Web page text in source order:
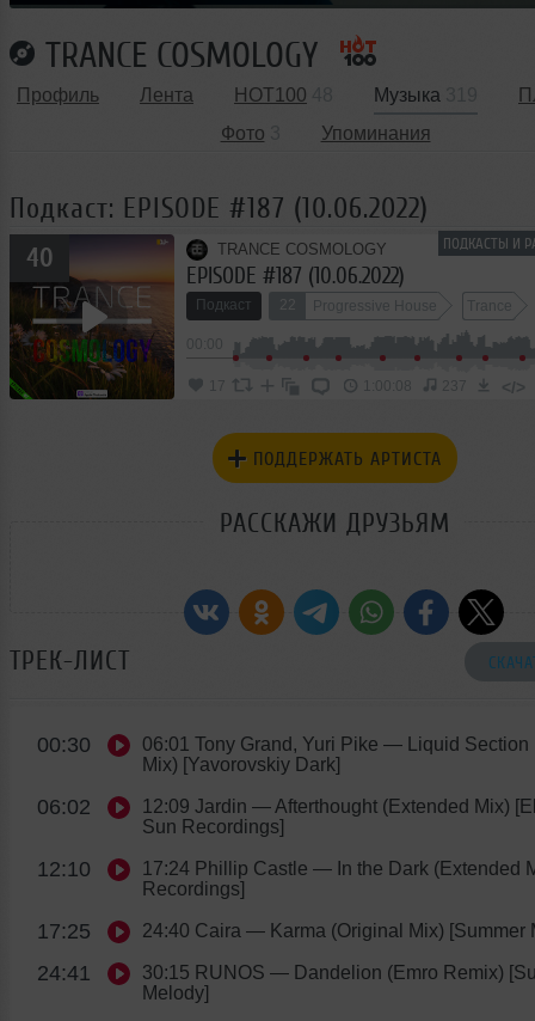
TRANCE COSMOLOGY
Профиль Лента HOT100 Музыка
Фото
Упоминания
Подкаст: EPISODE #187 (10.06.2022)
ПОДКАСТЫ И
40 TRANCE COSMOLOGY
EPISODE #187 (10.06.2022)
Подкаст 22 Progressive House Trance
17 237 </>
ПОДДЕРЖАТЬ АРТИСТА
РАССКАЖИ ДРУЗЬЯМ
ТРЕК-ЛИСТ
00:30 06:01 Tony Grand, Yuri Pike — Liquid Section
Mix) [Yavorovskiy Dark]
06:02 12:09 Jardin — Afterthought (Extended Mix)
Sun Recordings]
12:10 17:24 Phillip Castle — In the Dark (Extended
Recordings]
17:25 24:40 Caira — Karma (Original Mix) [Summer
24:41 30:15 RUNOS — Dandelion (Emro Remix)
Melody]